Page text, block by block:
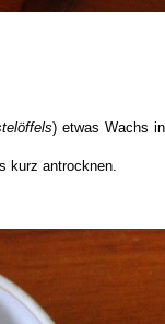
) etwas Wachs in
kurz antrocknen.